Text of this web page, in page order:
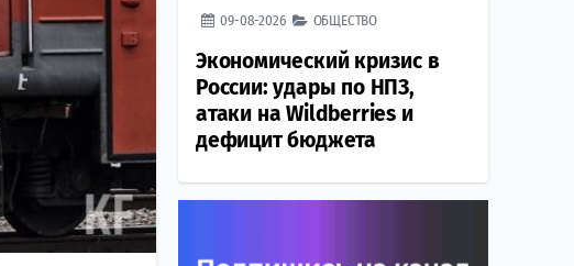
09-08-2026 ОБЩЕСТВО
Экономический кризис в
России: удары по НПЗ,
атаки на Wildberries и
дефицит бюджета